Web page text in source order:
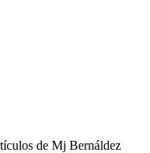
de Mj Bernáldez